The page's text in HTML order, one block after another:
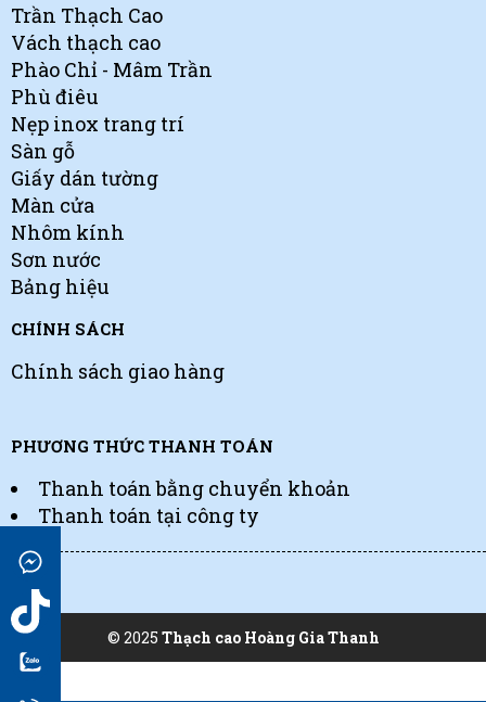
Trần Thạch Cao
Vách thạch cao
Phào Chỉ - Mâm Trần
Phù điêu
Nẹp inox trang trí
Sàn gỗ
Giấy dán tường
Màn cửa
Nhôm kính
Sơn nước
Bảng hiệu
CHÍNH SÁCH
Chính sách giao hàng
PHƯƠNG THỨC THANH TOÁN
Thanh toán bằng chuyển khoản
Thanh toán tại công ty
© 2025 Thạch cao Hoàng Gia Thanh